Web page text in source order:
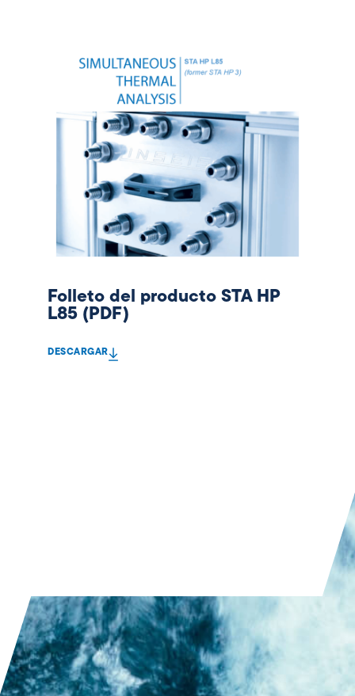
Folleto del producto STA HP
L85 (PDF)
DESCARGAR